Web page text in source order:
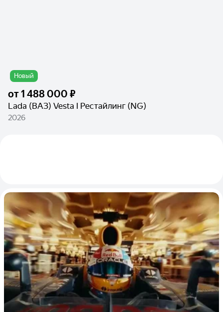
Новый
от1 488 000 ₽
Lada (ВАЗ) Vesta I Рестайлинг (NG)
2026